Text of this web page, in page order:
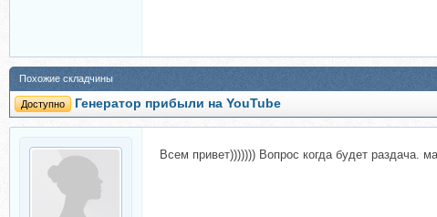
Похожие складчины
Доступно Генератор прибыли на YouTube
Всем привет))))))) Вопрос когда будет раздача.